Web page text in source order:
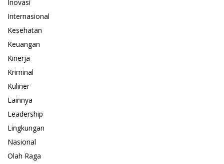
Inovasi
Internasional
Kesehatan
Keuangan
Kinerja
Kriminal
Kuliner
Lainnya
Leadership
Lingkungan
Nasional
Olah Raga